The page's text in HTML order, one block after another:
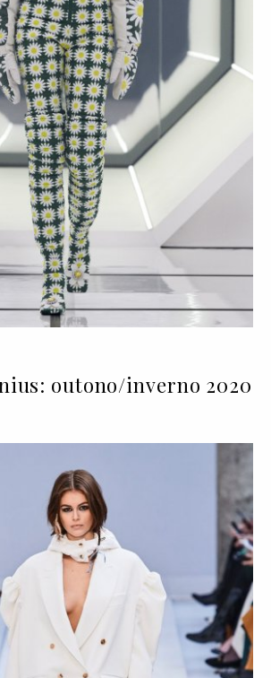
outono/inverno 2020